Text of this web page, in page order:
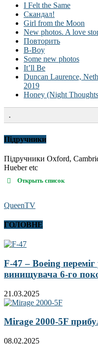
I Felt the Same
Скандал!
Girl from the Moon
New photos. A love
Повторить
B-Boy
Some new photos
It’ll Be
Duncan Laurence,
2019
Honey (Night
.
Підручники
Підручники Oxford,
Hueber etc
Открыть список
QueenTV
ГОЛОВНЕ
F-47 – Boeing
винищувача 6-го
21.03.2025
Mirage 2000-5F
08.02.2025